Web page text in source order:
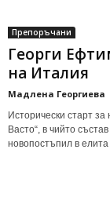
Препоръчани
Георги
на Италия
Мадлена Георгиева
Исторически старт
Васто“, в чийто
новопостъпил в елита